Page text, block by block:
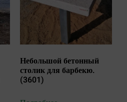
Небольшой бетонный
столик для барбекю.
(3601)